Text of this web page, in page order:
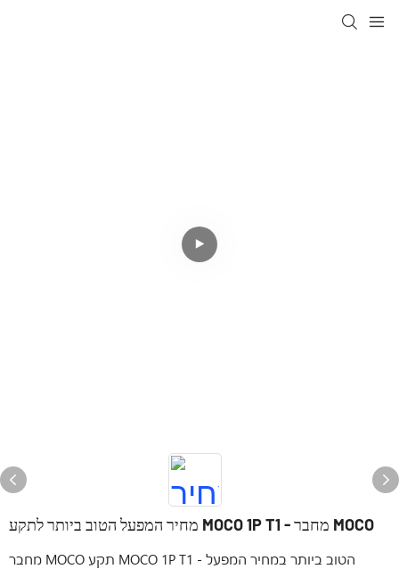
מחיר המפעל הטוב ביותר לתקע MOCO 1P T1 - מחבר MOCO
מחבר MOCO תקע MOCO 1P T1 הטוב ביותר במחיר המפעל -